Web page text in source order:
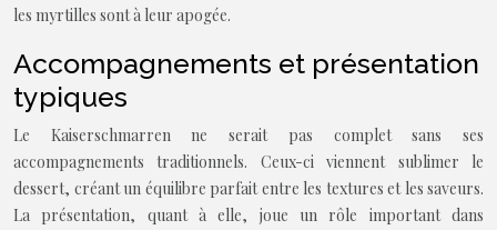
les myrtilles sont à leur apogée.
Accompagnements et présentation
typiques
Le Kaiserschmarren ne serait pas complet sans ses
accompagnements traditionnels. Ceux-ci viennent sublimer le
dessert, créant un équilibre parfait entre les textures et les saveurs.
La présentation, quant à elle, joue un rôle important dans